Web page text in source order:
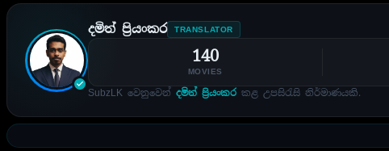
දමිත් ප්‍රියංකර TRANSLATOR
140
MOVIES
SubzLK වෙනුවෙන් දමිත් ප්‍රියංකර කළ උපසිරැසි නිර්මාණයකි.